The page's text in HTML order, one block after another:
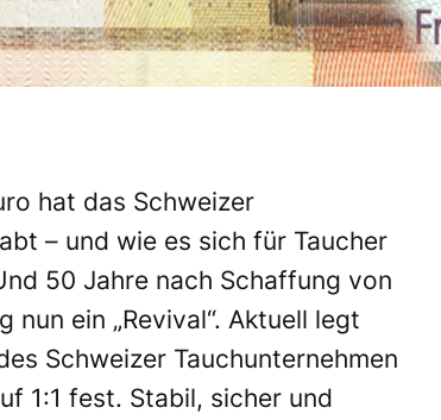
hat das Schweizer
– und wie es sich für Taucher
50 Jahre nach Schaffung von
nun ein „Revival“. Aktuell legt
Schweizer Tauchunternehmen
1:1 fest. Stabil, sicher und